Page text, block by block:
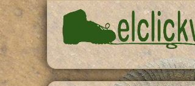
Pasar al contenido principal